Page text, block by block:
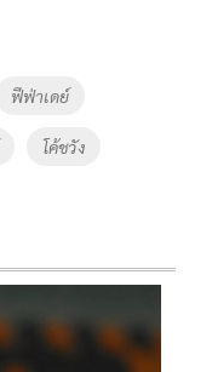
ฟีฟ่าเดย์
โค้ชวัง